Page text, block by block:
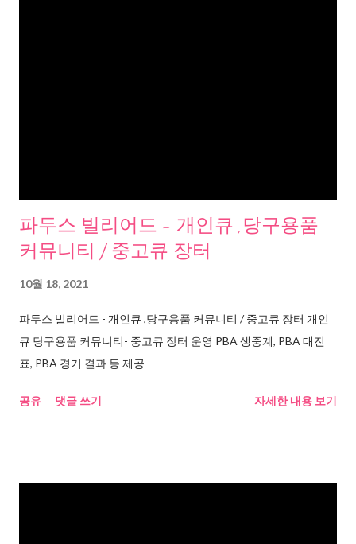
파두스 빌리어드 - 개인큐 ,당구용품
커뮤니티 / 중고큐 장터
10월 18, 2021
파두스 빌리어드 - 개인큐 ,당구용품 커뮤니티 / 중고큐 장터 개인
큐 당구용품 커뮤니티- 중고큐 장터 운영 PBA 생중계, PBA 대진
표, PBA 경기 결과 등 제공
공유 댓글 쓰기 자세한 내용 보기